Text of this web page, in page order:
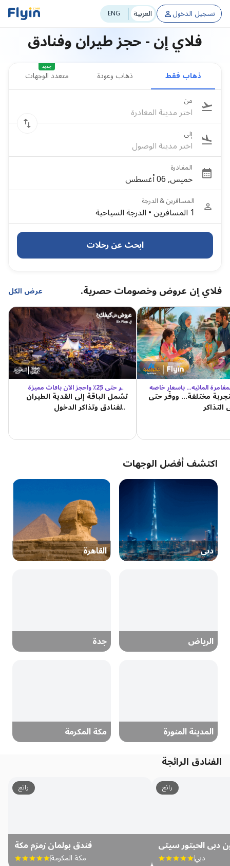
ENG العربية تسجيل الدخول
فلاي إن - حجز طيران وفنادق
ذهاب فقط ذهاب وعودة متعدد الوجهات
جديد
من
اختر مدينة المغادرة
إلى
اختر مدينة الوصول
المغادرة
خميس, 06 أغسطس
المسافرين & الدرجة
1 المسافرين •الدرجة السياحية
ابحث عن رحلات
فلاي إن عروض وخصومات حصرية. عرض الكل
وفّر حتى 25٪ واحجز الآن باقات مميزةللسيكس فلاجز
تشمل الباقة إلى القدية الطيران
والفنادق وتذاكر الدخول
المائية… بأسعار خاصة
مختلفة… ووفّر حتى
اكتشف أفضل الوجهات
دبي القاهرة
الرياض جدة
المدينة المنورة مكة المكرمة
الفنادق الرائجة
رائج
فندق بولمان زمزم مكة
مكة المكرمة
رائج
دبي الحبتور سيتي
دبي